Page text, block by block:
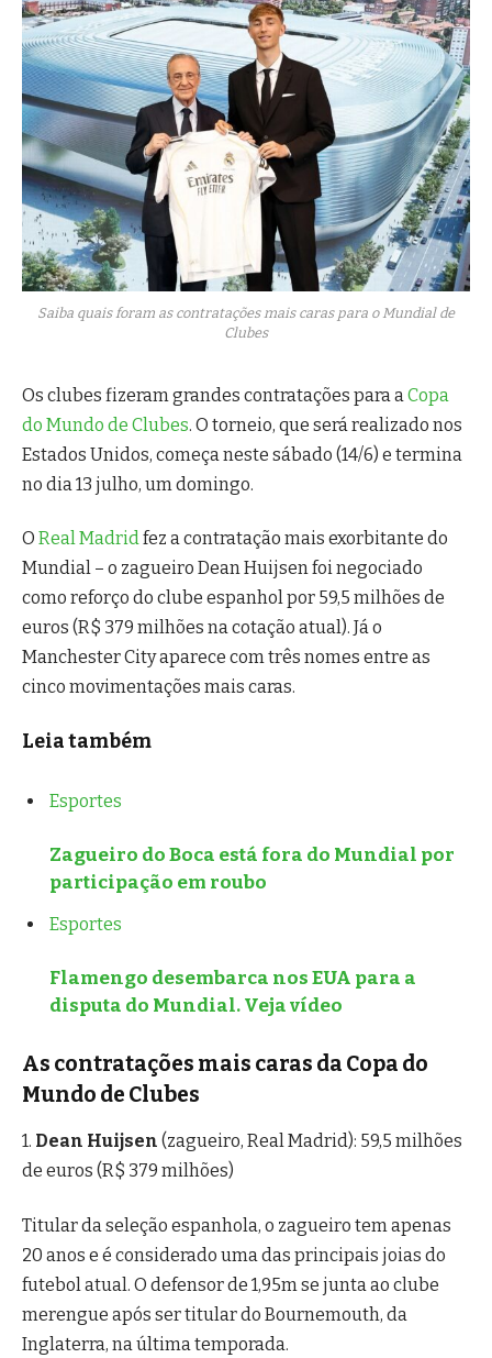
Saiba quais foram as contratações mais caras para o Mundial de
Clubes
Os clubes fizeram grandes contratações para aCopa
do Mundo de Clubes. O torneio, que será realizado nos
Estados Unidos, começa neste sábado (14/6) e termina
no dia 13 julho, um domingo.
O Real Madridfez a contratação mais exorbitante do
Mundial – o zagueiro Dean Huijsen foi negociado
como reforço do clube espanhol por 59,5 milhões de
euros (R$ 379 milhões na cotação atual). Já o
Manchester City aparece com três nomes entre as
cinco movimentações mais caras.
Leia também
Esportes
Zagueiro do Boca está fora do Mundial por
participação em roubo
Esportes
Flamengo desembarca nos EUA para a
disputa do Mundial. Veja vídeo
As contratações mais caras da Copa do
Mundo de Clubes
1. Dean Huijsen (zagueiro, Real Madrid): 59,5 milhões
de euros (R$ 379 milhões)
Titular da seleção espanhola, o zagueiro tem apenas
20 anos e é considerado uma das principais joias do
futebol atual. O defensor de 1,95m se junta ao clube
merengue após ser titular do Bournemouth, da
Inglaterra, na última temporada.